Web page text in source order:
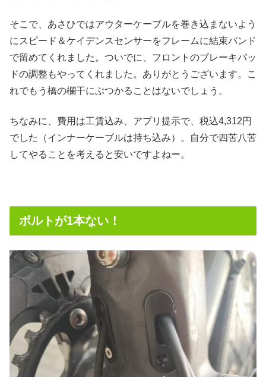
そこで、あさひではアウターケーブルを巻き込まないよう
にスピード＆ケイデンスセンサーをフレームに結束バンド
で留めてくれました。ついでに、フロントのブレーキパッ
ドの調整もやってくれました。ありがとうございます。こ
れでもう橋の欄干にぶつかることはないでしょう。
ちなみに、費用は工賃込み、アプリ提示で、税込4,312円
でした（インナーケーブルは持ち込み）。自分で四苦八苦
してやることを考えると安いですよねー。
ボルトが1本ない！